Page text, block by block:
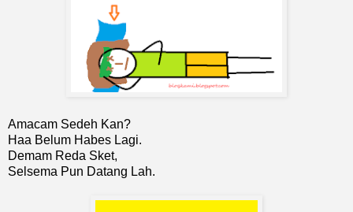
Amacam Sedeh Kan?
Haa Belum Habes Lagi.
Demam Reda Sket,
Selsema Pun Datang Lah.